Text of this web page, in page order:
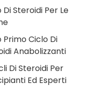
Di Steroidi Per Le
Primo Ciclo Di
Anabolizzanti
Di Steroidi Per
Ed Esperti